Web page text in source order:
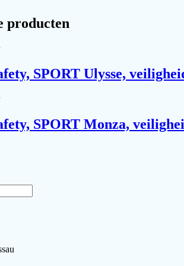
producten
SPORT Ulysse,
SPORT Monza,